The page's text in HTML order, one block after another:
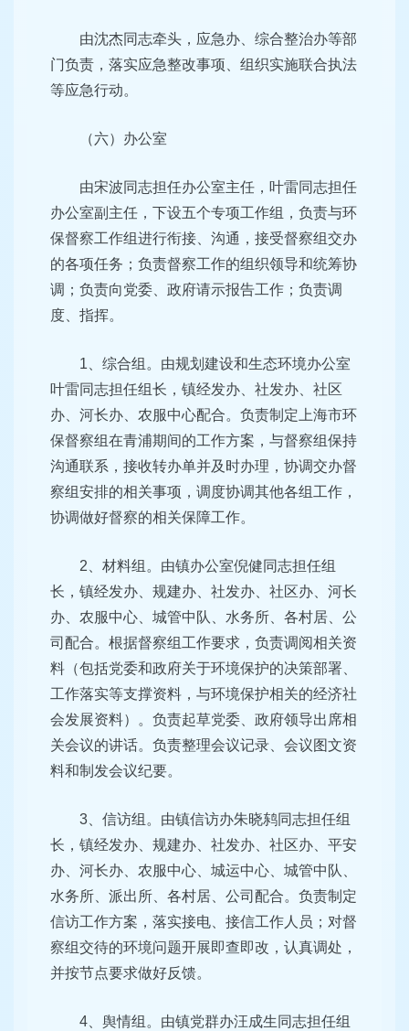
由沈杰同志牵头，应急办、综合整治办等部
门负责，落实应急整改事项、组织实施联合执法
等应急行动。
（六）办公室
由宋波同志担任办公室主任，叶雷同志担任
办公室副主任，下设五个专项工作组，负责与环
保督察工作组进行衔接、沟通，接受督察组交办
的各项任务；负责督察工作的组织领导和统筹协
调；负责向党委、政府请示报告工作；负责调
度、指挥。
1、综合组。由规划建设和生态环境办公室
叶雷同志担任组长，镇经发办、社发办、社区
办、河长办、农服中心配合。负责制定上海市环
保督察组在青浦期间的工作方案，与督察组保持
沟通联系，接收转办单并及时办理，协调交办督
察组安排的相关事项，调度协调其他各组工作，
协调做好督察的相关保障工作。
2、材料组。由镇办公室倪健同志担任组
长，镇经发办、规建办、社发办、社区办、河长
办、农服中心、城管中队、水务所、各村居、公
司配合。根据督察组工作要求，负责调阅相关资
料（包括党委和政府关于环境保护的决策部署、
工作落实等支撑资料，与环境保护相关的经济社
会发展资料）。负责起草党委、政府领导出席相
关会议的讲话。负责整理会议记录、会议图文资
料和制发会议纪要。
3、信访组。由镇信访办朱晓鸫同志担任组
长，镇经发办、规建办、社发办、社区办、平安
办、河长办、农服中心、城运中心、城管中队、
水务所、派出所、各村居、公司配合。负责制定
信访工作方案，落实接电、接信工作人员；对督
察组交待的环境问题开展即查即改，认真调处，
并按节点要求做好反馈。
4、舆情组。由镇党群办汪成生同志担任组